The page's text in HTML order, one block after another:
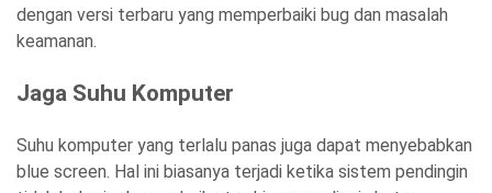
dengan versi terbaru yang memperbaiki bug dan masalah
keamanan.
Jaga Suhu Komputer
Suhu komputer yang terlalu panas juga dapat menyebabkan
blue screen. Hal ini biasanya terjadi ketika sistem pendingin